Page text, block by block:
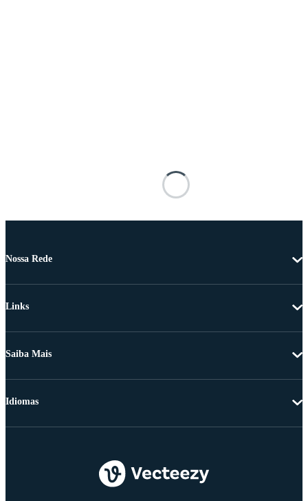
Nossa Rede
Links
Saiba Mais
Idiomas